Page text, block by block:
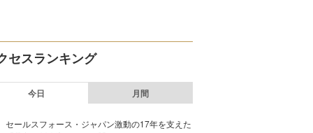
セスランキング
今日 月間
セールスフォース・ジャパン激動の17年を支えた